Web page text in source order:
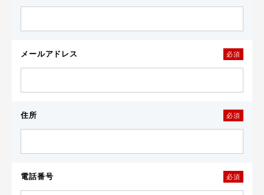
メールアドレス 必須
住所 必須
電話番号 必須